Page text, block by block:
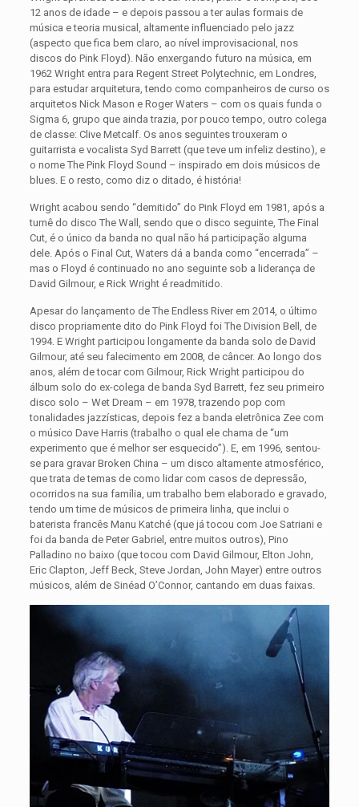
12 anos de idade – e depois passou a ter aulas formais de
música e teoria musical, altamente influenciado pelo jazz
(aspecto que fica bem claro, ao nível improvisacional, nos
discos do Pink Floyd). Não enxergando futuro na música, em
1962 Wright entra para Regent Street Polytechnic, em Londres,
para estudar arquitetura, tendo como companheiros de curso os
arquitetos Nick Mason e Roger Waters – com os quais funda o
Sigma 6, grupo que ainda trazia, por pouco tempo, outro colega
de classe: Clive Metcalf. Os anos seguintes trouxeram o
guitarrista e vocalista Syd Barrett (que teve um infeliz destino), e
o nome The Pink Floyd Sound – inspirado em dois músicos de
blues. E o resto, como diz o ditado, é história!
Wright acabou sendo “demitido” do Pink Floyd em 1981, após a
turnê do disco The Wall, sendo que o disco seguinte, The Final
Cut, é o único da banda no qual não há participação alguma
dele. Após o Final Cut, Waters dá a banda como “encerrada” –
mas o Floyd é continuado no ano seguinte sob a liderança de
David Gilmour, e Rick Wright é readmitido.
Apesar do lançamento de The Endless River em 2014, o último
disco propriamente dito do Pink Floyd foi The Division Bell, de
1994. E Wright participou longamente da banda solo de David
Gilmour, até seu falecimento em 2008, de câncer. Ao longo dos
anos, além de tocar com Gilmour, Rick Wright participou do
álbum solo do ex-colega de banda Syd Barrett, fez seu primeiro
disco solo – Wet Dream – em 1978, trazendo pop com
tonalidades jazzísticas, depois fez a banda eletrônica Zee com
o músico Dave Harris (trabalho o qual ele chama de “um
experimento que é melhor ser esquecido”). E, em 1996, sentou-
se para gravar Broken China – um disco altamente atmosférico,
que trata de temas de como lidar com casos de depressão,
ocorridos na sua família, um trabalho bem elaborado e gravado,
tendo um time de músicos de primeira linha, que inclui o
baterista francês Manu Katché (que já tocou com Joe Satriani e
foi da banda de Peter Gabriel, entre muitos outros), Pino
Palladino no baixo (que tocou com David Gilmour, Elton John,
Eric Clapton, Jeff Beck, Steve Jordan, John Mayer) entre outros
músicos, além de Sinéad O’Connor, cantando em duas faixas.